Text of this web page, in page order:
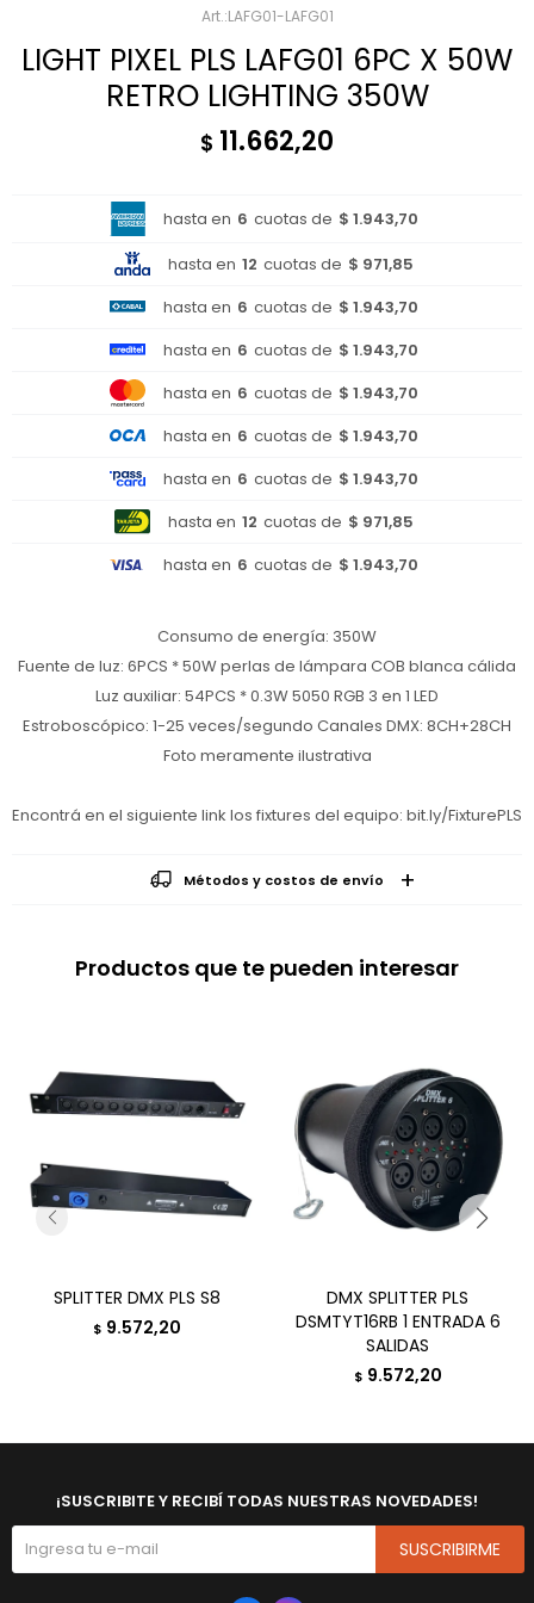
LAFG01-LAFG01
LIGHT PIXEL PLS LAFG01 6PC X 50W
RETRO LIGHTING 350W
$ 11.662,20
hasta en 6 cuotas de $ 1.943,70
hasta en 12 cuotas de $ 971,85
hasta en 6 cuotas de $ 1.943,70
hasta en 6 cuotas de $ 1.943,70
hasta en 6 cuotas de $ 1.943,70
hasta en 6 cuotas de $ 1.943,70
hasta en 6 cuotas de $ 1.943,70
hasta en 12 cuotas de $ 971,85
hasta en 6 cuotas de $ 1.943,70
Consumo de energía: 350W
Fuente de luz: 6PCS * 50W perlas de lámpara COB blanca cálida
Luz auxiliar: 54PCS * 0.3W 5050 RGB 3 en 1 LED
Estroboscópico: 1-25 veces/segundo Canales DMX: 8CH+28CH
Foto meramente ilustrativa
Encontrá en el siguiente link los fixtures del equipo: bit.ly/FixturePLS
Métodos y costos de envío
Productos que te pueden interesar
SPLITTER DMX PLS S8
$ 9.572,20
DMX SPLITTER PLS
DSMTYT16RB 1 ENTRADA 6
SALIDAS
$ 9.572,20
¡SUSCRIBITE Y RECIBÍ TODAS NUESTRAS NOVEDADES!
SUSCRIBIRME